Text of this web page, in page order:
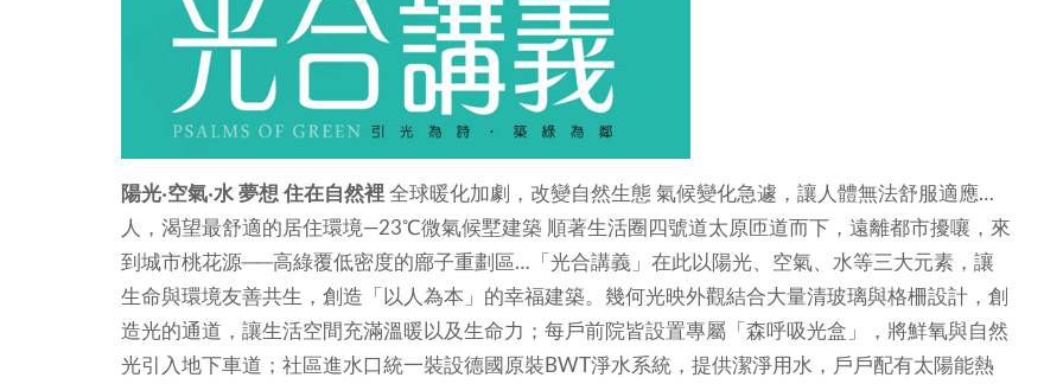
陽光‧空氣‧水 夢想 住在自然裡 全球暖化加劇，改變自然生態 氣候變化急遽，讓人體無法舒服適應…
人，渴望最舒適的居住環境—23℃微氣候墅建築 順著生活圈四號道太原匝道而下，遠離都市擾嚷，來
到城市桃花源──高綠覆低密度的廍子重劃區…「光合講義」在此以陽光、空氣、水等三大元素，讓
生命與環境友善共生，創造「以人為本」的幸福建築。幾何光映外觀結合大量清玻璃與格柵設計，創
造光的通道，讓生活空間充滿溫暖以及生命力；每戶前院皆設置專屬「森呼吸光盒」，將鮮氧與自然
光引入地下車道；社區進水口統一裝設德國原裝BWT淨水系統，提供潔淨用水，戶戶配有太陽能熱